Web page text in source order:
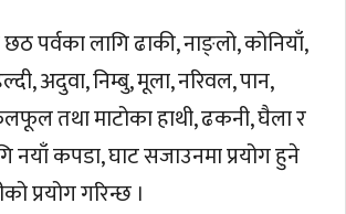
छठ पर्वका लागि ढाकी, नाङ्लो, कोनियाँ,
अदुवा, निम्बु, मूला, नरिवल, पान,
तथा माटोका हाथी, ढकनी, घैला र
नयाँ कपडा, घाट सजाउनमा प्रयोग हुने
प्रयोग गरिन्छ ।